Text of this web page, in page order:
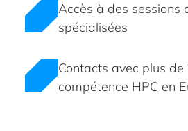
Accès à des sessions
spécialisées
Contacts avec plus
compétence HPC en